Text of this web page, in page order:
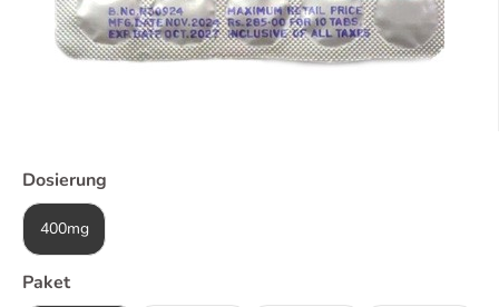
Dosierung
400mg
Paket